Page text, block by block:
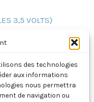
des technologies
aux informations
nous permettra
de navigation ou
3,5 VOLTS)